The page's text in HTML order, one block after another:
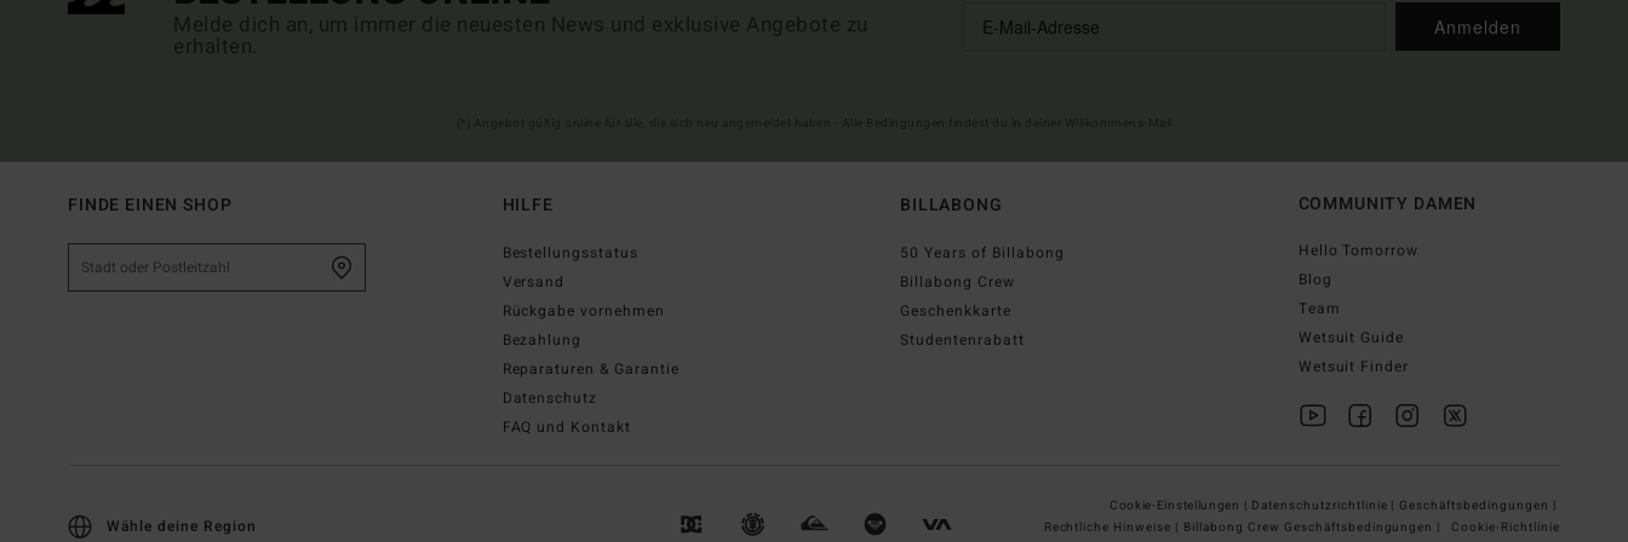
Melde dich an, um immer die neuesten News und exklusive Angebote zu
erhalten.
Anmelden
FINDE EINEN SHOP HILFE
Bestellungsstatus
Versand
Rückgabe vornehmen
Bezahlung
Reparaturen & Garantie
Datenschutz
FAQ und Kontakt
BILLABONG
50 Years of Billabong
Billabong Crew
Geschenkkarte
Studentenrabatt
COMMUNITY DAMEN
Hello Tomorrow
Blog
Team
Wetsuit Guide
Wetsuit Finder
Wähle deine Region
Cookie-Einstellungen | Datenschutzrichtlinie | Geschäftsbedingungen |
Rechtliche Hinweise | Billabong Crew Geschäftsbedingungen |
Cookie-Richtlinie